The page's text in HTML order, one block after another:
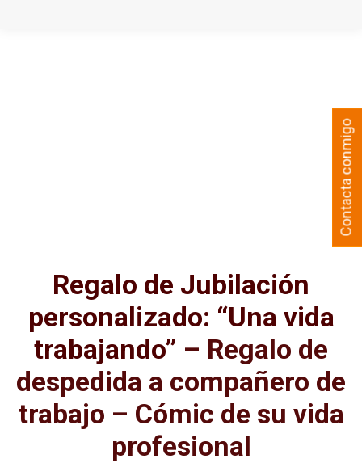
Regalo de Jubilación
personalizado: “Una vida
trabajando” – Regalo de
despedida a compañero de
trabajo – Cómic de su vida
profesional
Contacta conmigo